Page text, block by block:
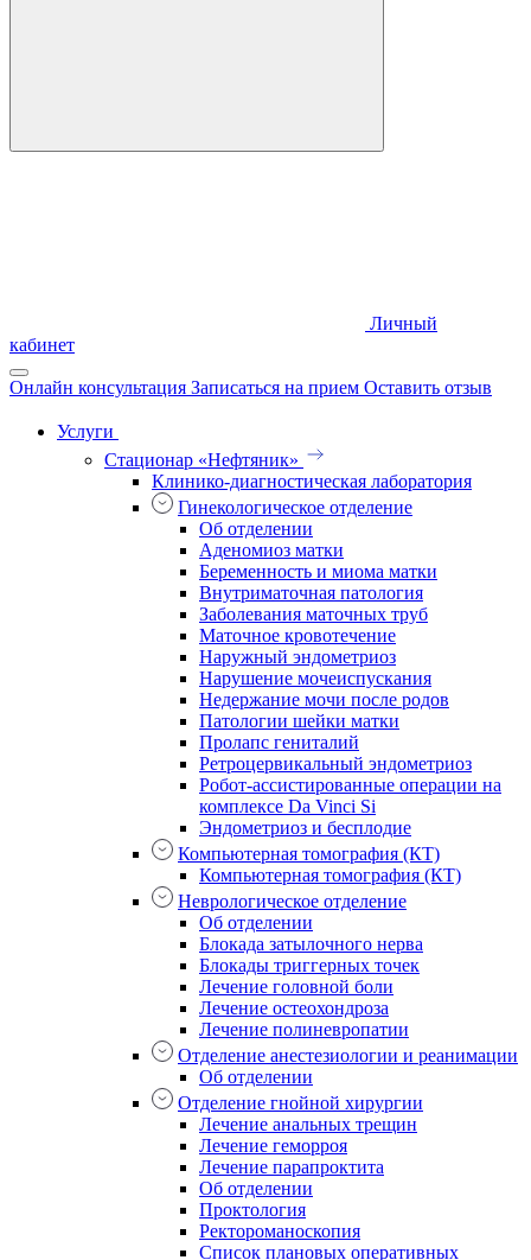
Личный
кабинет
Онлайн консультация Записаться на прием Оставить отзыв
Услуги
Стационар «Нефтяник»
Клинико-диагностическая лаборатория
Гинекологическое отделение
Об отделении
Аденомиоз матки
Беременность и миома матки
Внутриматочная патология
Заболевания маточных труб
Маточное кровотечение
Наружный эндометриоз
Нарушение мочеиспускания
Недержание мочи после родов
Патологии шейки матки
Пролапс гениталий
Ретроцервикальный эндометриоз
Робот-ассистированные операции на
комплексе Da Vinci Si
Эндометриоз и бесплодие
Компьютерная томография (КТ)
Компьютерная томография (КТ)
Неврологическое отделение
Об отделении
Блокада затылочного нерва
Блокады триггерных точек
Лечение головной боли
Лечение остеохондроза
Лечение полиневропатии
Отделение анестезиологии и реанимации
Об отделении
Отделение гнойной хирургии
Лечение анальных трещин
Лечение геморроя
Лечение парапроктита
Об отделении
Проктология
Ректороманоскопия
Список плановых оперативных